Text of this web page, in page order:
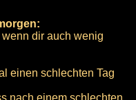
dir auch wenig
einen schlechten Tag
nach einem schlechten